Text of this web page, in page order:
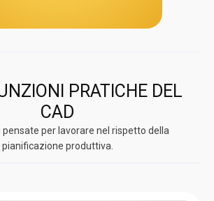
PRATICHE DEL
CAD
pensate per lavorare nel rispetto della
pianificazione produttiva.